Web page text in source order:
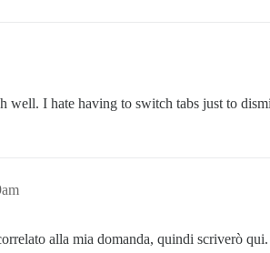
I hate having to switch tabs just to
alla mia domanda, quindi scriverò qui.